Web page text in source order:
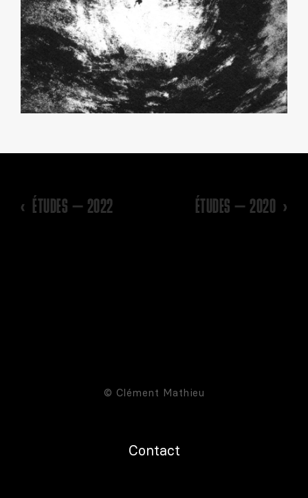
‹ ÉTUDES – 2022 ›
ÉTUDES – 2020
© Clément Mathieu
Contact